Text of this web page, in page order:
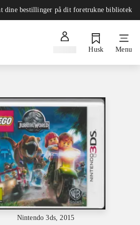
dine bestillinger på dit foretrukne bibliotek
Husk Menu
Nintendo 3ds, 2015